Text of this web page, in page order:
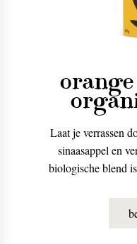
Laat je verrassen
sinaasappel en
biologische blend